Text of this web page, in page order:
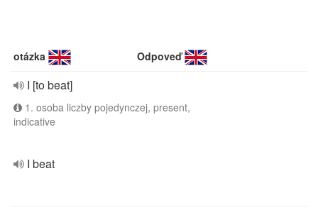
otázka Odpoveď
I [to beat]
1. osoba liczby pojedynczej, present,
indicative
I beat